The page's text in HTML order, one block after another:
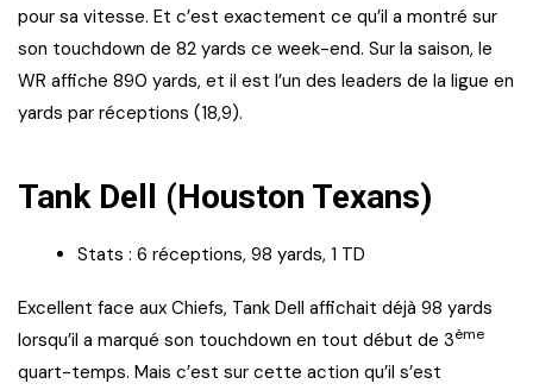
pour sa vitesse. Et c’est exactement ce qu’il a montré sur
son touchdown de 82 yards ce week-end. Sur la saison, le
WR affiche 890 yards, et il est l’un des leaders de la ligue en
yards par réceptions (18,9).
Tank Dell (Houston Texans)
Stats : 6 réceptions, 98 yards, 1 TD
Excellent face aux Chiefs, Tank Dell affichait déjà 98 yards
lorsqu’il a marqué son touchdown en tout début de 3ème
quart-temps. Mais c’est sur cette action qu’il s’est